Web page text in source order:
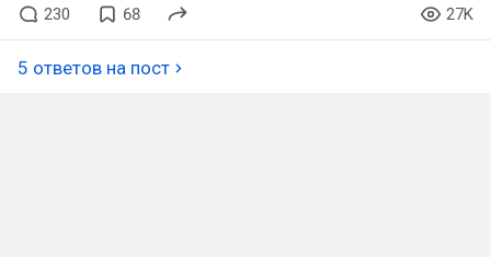
230 68 27K
5 ответов на пост